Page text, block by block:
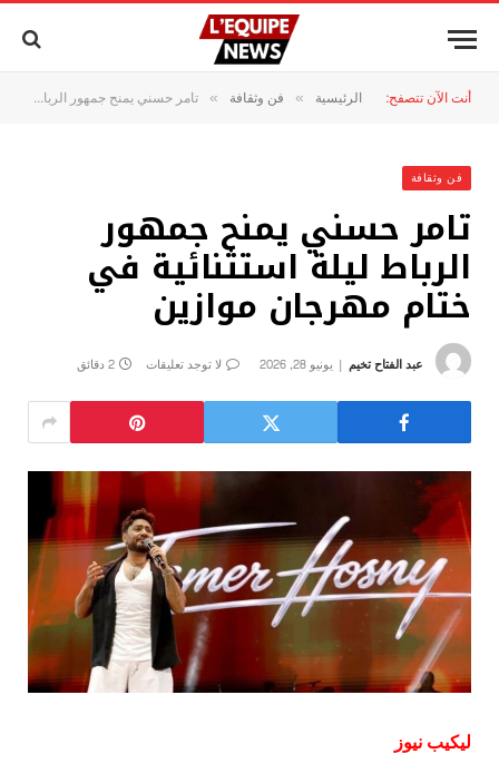
أنت الآن تتصفح: الرئيسية » فن وثقافة » تامر حسني يمنح جمهور الرباط ليلة استثنائية في ختام مهرجان موازين
فن وثقافة
تامر حسني يمنح جمهور
الرباط ليلة استثنائية في
ختام مهرجان موازين
عبد الفتاح تخيم يونيو 28, 2026 لا توجد تعليقات 2 دقائق
ليكيب نيوز